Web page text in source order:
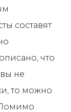
составят
что
не
то можно